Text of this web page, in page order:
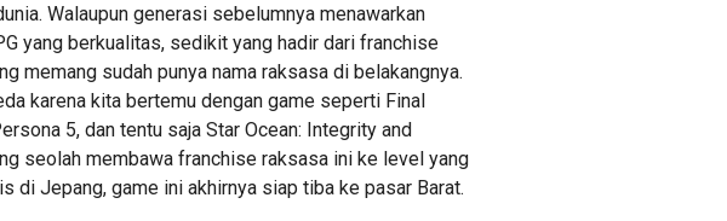
Walaupun generasi sebelumnya menawarkan
yang berkualitas, sedikit yang hadir dari franchise
memang sudah punya nama raksasa di belakangnya.
karena kita bertemu dengan game seperti Final
5, dan tentu saja Star Ocean: Integrity and
seolah membawa franchise raksasa ini ke level yang
di Jepang, game ini akhirnya siap tiba ke pasar Barat.